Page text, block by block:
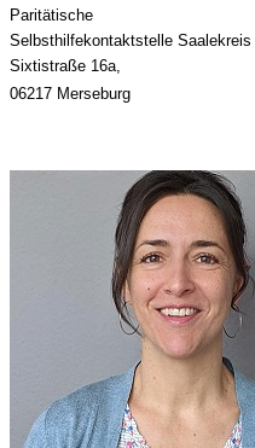
Paritätische
Selbsthilfekontaktstelle Saalekreis
Sixtistraße 16a,
06217 Merseburg